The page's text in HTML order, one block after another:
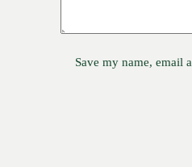
Save my name, email